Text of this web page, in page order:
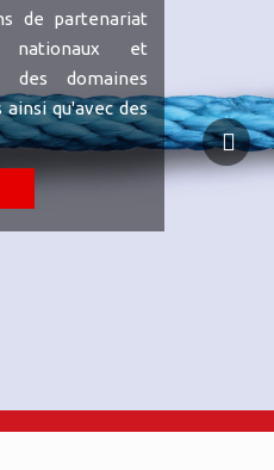
de partenariat
nationaux et
des domaines
qu'avec des